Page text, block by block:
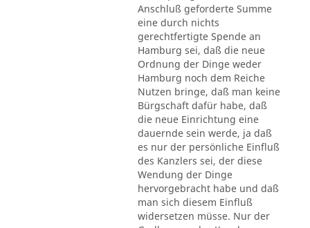
Anschluß geforderte Summe
eine durch nichts
gerechtfertigte Spende an
Hamburg sei, daß die neue
Ordnung der Dinge weder
Hamburg noch dem Reiche
Nutzen bringe, daß man keine
Bürgschaft dafür habe, daß
die neue Einrichtung eine
dauernde sein werde, ja daß
es nur der persönliche Einfluß
des Kanzlers sei, der diese
Wendung der Dinge
hervorgebracht habe und daß
man sich diesem Einfluß
widersetzen müsse. Nur der